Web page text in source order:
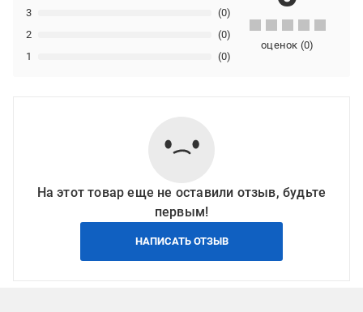
1 (0)
2 (0)
3 (0)
оценок (0)
На этот товар еще не оставили отзыв, будьте
первым!
НАПИСАТЬ ОТЗЫВ